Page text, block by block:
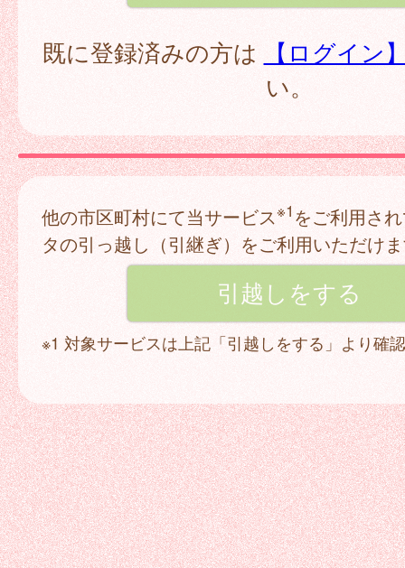
既に登録済みの方は
【ログイン
い。
他の市区町村にて当サービス※1 をご利用さ
タの引っ越し（引継ぎ）をご利用いただけ
※1 対象サービスは上記「引越しをする」より確